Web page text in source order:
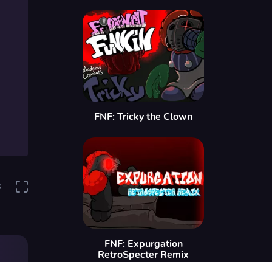
FNF: Tricky the Clown
FNF: Expurgation
RetroSpecter Remix